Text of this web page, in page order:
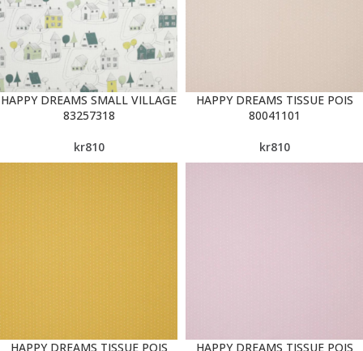
HAPPY DREAMS SMALL VILLAGE
83257318
kr810
HAPPY DREAMS TISSUE POIS
80041101
kr810
HAPPY DREAMS TISSUE POIS HAPPY DREAMS TISSUE POIS